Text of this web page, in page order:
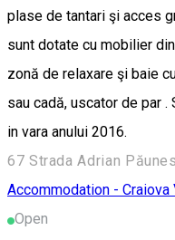
plase de tantari şi acces
sunt dotate cu mobilier
zonă de relaxare şi baie
sau cadă, uscator de par
in vara anului 2016.
Accommodation - Craiova
Open